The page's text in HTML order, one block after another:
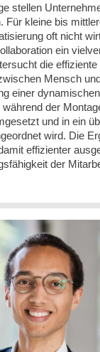
stellen
Für kleine bis
oft nicht
ein
die effiziente
Mensch
einer
der
und in ein
wird. Die
effizienter
der